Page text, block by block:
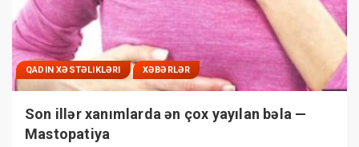
QADIN XƏSTƏLIKLƏRI XƏBƏRLƏR
Son illər xanımlarda ən çox yayılan bəla —
Mastopatiya